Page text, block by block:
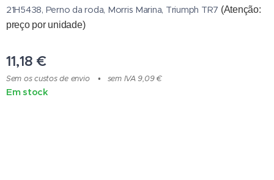
21H5438, Perno da roda, Morris Marina, Triumph TR7 (Atenção:
preço por unidade)
11,18 €
Sem os custos de envio sem IVA 9,09 €
Em stock